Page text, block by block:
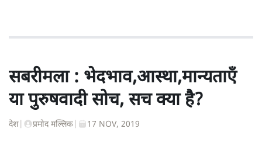
पवन उप्रेती
पवन उप्रेती की और स्टोरी पढ़ें